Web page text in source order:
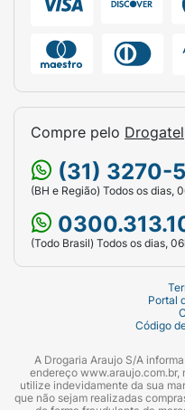
Compre pelo Drogatel
(31) 3270-
(BH e Região) Todos os dias,
(Todo Brasil) Todos os dias,
Portal
Código
A Drogaria Araujo S/A
endereço
utilize indevidamente da sua
que não sejam realizadas